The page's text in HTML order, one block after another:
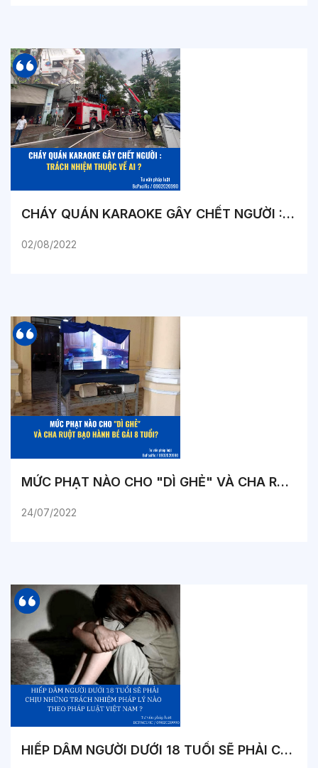
CHÁY QUÁN KARAOKE GÂY CHẾT NGƯỜI : TRÁCH NHIỆM THUỘC VỀ AI ?
02/08/2022
MỨC PHẠT NÀO CHO "DÌ GHẺ" VÀ CHA RUỘT BẠO HÀNH BÉ GÁI 8 TUỔI?
24/07/2022
HIẾP DÂM NGƯỜI DƯỚI 18 TUỔI SẼ PHẢI CHỊU NHỮNG TRÁCH NHIỆM PHÁP LÝ NÀO THEO PHÁP LUẬT VIỆT NAM ?